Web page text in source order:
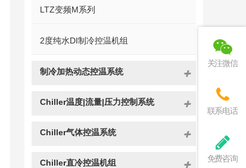
LTZ变频M系列
2度纯水DI制冷控温机组
制冷加热动态控温系统
Chiller温度|流量|压力控制系统
Chiller气体控温系统
Chiller直冷控温机组
关注微信
联系电话
免费咨询